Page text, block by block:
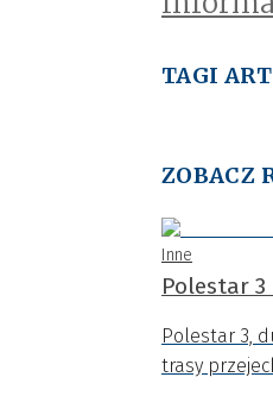
TAGI
ZOBACZ
Inne
Polestar 3
Polestar 3,
trasy